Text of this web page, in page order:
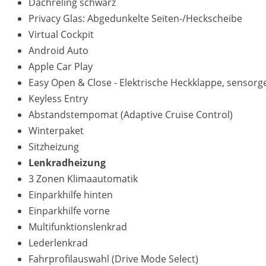
Privacy Glas: Abgedunkelte Seiten-/Heckscheibe
Virtual Cockpit
Android Auto
Apple Car Play
Easy Open & Close - Elektrische Heckklappe,
Keyless Entry
Abstandstempomat (Adaptive Cruise Control)
Winterpaket
Sitzheizung
Lenkradheizung
3 Zonen Klimaautomatik
Einparkhilfe hinten
Einparkhilfe vorne
Multifunktionslenkrad
Lederlenkrad
Fahrprofilauswahl (Drive Mode Select)